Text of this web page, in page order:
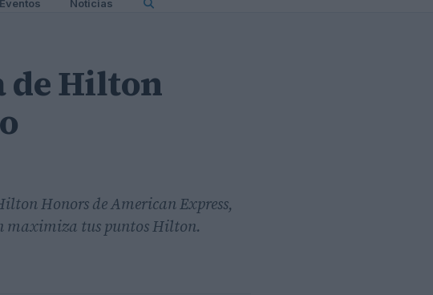
Eventos Noticias
de Hilton
Honors de American Express,
maximiza tus puntos Hilton.